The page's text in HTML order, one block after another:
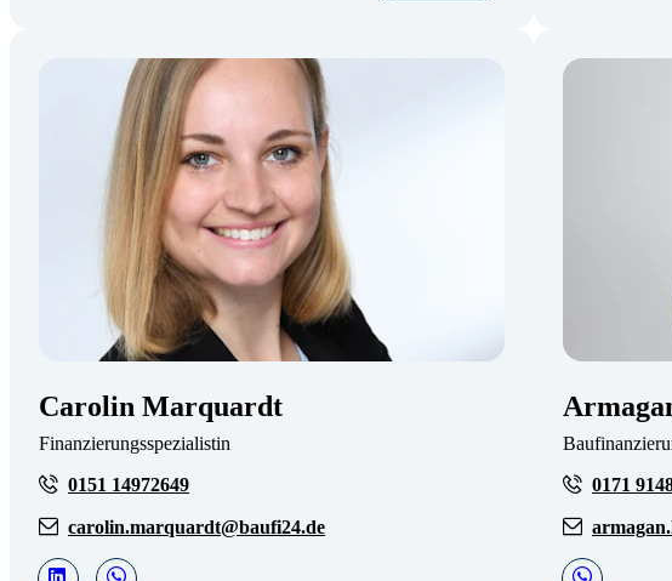
Carolin Marquardt
Finanzierungsspezialistin
0151 14972649
carolin.marquardt@baufi24.de
0171